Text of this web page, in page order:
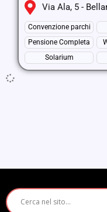
Via Ala, 5 -
Convenzione parchi
Pensione Completa
Solarium